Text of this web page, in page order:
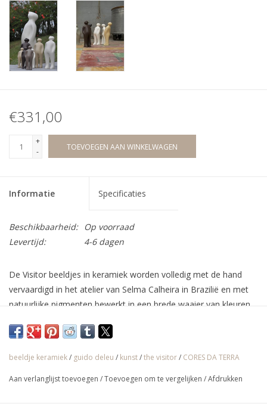
€331,00
+
-
TOEVOEGEN AAN WINKELWAGEN
Informatie Specificaties
Beschikbaarheid:
Op voorraad
Levertijd:
4-6 dagen
De Visitor beeldjes in keramiek worden volledig met de hand
vervaardigd in het atelier van Selma Calheira in Brazilië en met
natuurlijke pigmenten bewerkt in een brede waaier van kleuren.
Deleu was echter in brons.
√ Jarenlange ervaring
beeldje keramiek/ guido deleu / kunst/the visitor/ CORES DA TERRA
Aan verlanglijst toevoegen /Toevoegen om te vergelijken /Afdrukken